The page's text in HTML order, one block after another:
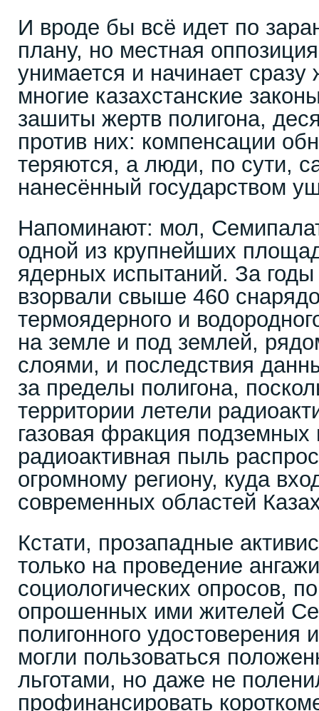
И вроде бы всё идет по
плану, но местная
унимается и начинает
многие казахстанские
зашиты жертв полигона,
против них: компенсации
теряются, а люди, по сути,
нанесённый государством
Напоминают: мол,
одной из крупнейших
ядерных испытаний. За
взорвали свыше 460
термоядерного и
на земле и под землей,
слоями, и последствия
за пределы полигона,
территории летели
газовая фракция подземных
радиоактивная пыль
огромному региону, куда
современных областей
Кстати, прозападные
только на проведение
социологических опросов,
опрошенных ими жителей
полигонного удостоверения
могли пользоваться
льготами, но даже не
профинансировать